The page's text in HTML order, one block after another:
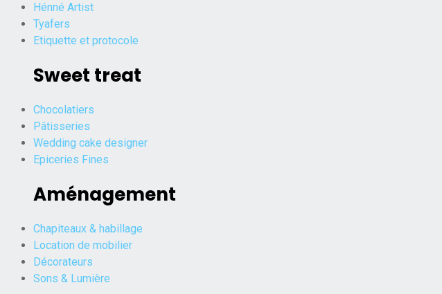
Hénné Artist
Tyafers
Etiquette et protocole
Sweet treat
Chocolatiers
Pâtisseries
Wedding cake designer
Epiceries Fines
Aménagement
Chapiteaux & habillage
Location de mobilier
Décorateurs
Sons & Lumière